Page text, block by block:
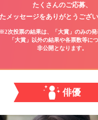
たくさんのご応募、
メッセージをありがとうござ
※2次投票の結果は、「大賞」のみの発
「大賞」以外の結果や各票数等に
非公開となります。
俳優